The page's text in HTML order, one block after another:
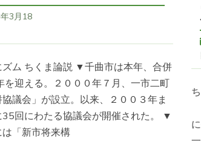
3月18
ズム ちくま論説 ▼千曲市は本年、合併
を迎える。２０００年７月、一市二町
議会」が設立。以来、２００３年ま
35回にわたる協議会が開催された。 ▼
は「新市将来構